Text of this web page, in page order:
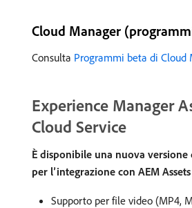
Cloud Manager
Consulta Programmi beta di Cloud
Experience Manager
Cloud Service
È disponibile una nuova
per l’integrazione con AEM Assets
Supporto per file video (MP4,